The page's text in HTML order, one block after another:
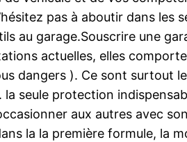
pas à aboutir dans
au garage.Souscrire une
actuelles, elles
dangers ). Ce sont surtout
la seule protection
aux autres avec
la la première formule, la